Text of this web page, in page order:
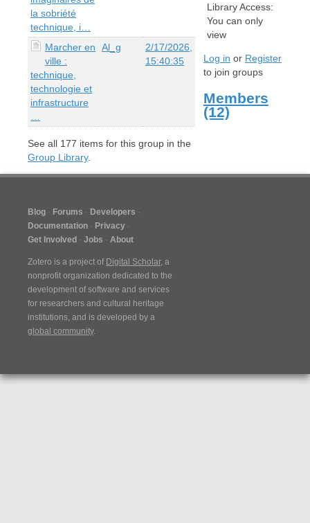
la sobriété
technique, i…
Marcher en
ville :
technique,
technologie et
infrastructure
Al_g
2/17/2026,
15:40:35
See all 177 items for this group in the
Group Library.
Library Access:
You can only
view
Log in or Register
to join groups
Members
(12)
Blog Forums
Developers
Documentation
Privacy
Get Involved
Jobs About
Zotero is a project of Digital Scholar, a
nonprofit organization dedicated to the
development of software and services
for researchers and cultural heritage
institutions, and is developed by a
global community.